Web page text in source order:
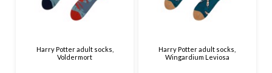
Harry Potter adult socks,
Voldermort
Harry Potter adult socks,
Wingardium Leviosa